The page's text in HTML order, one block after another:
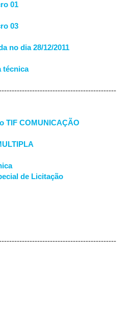
01
03
no dia 28/12/2011
técnica
TIF COMUNICAÇÃO
de Licitação